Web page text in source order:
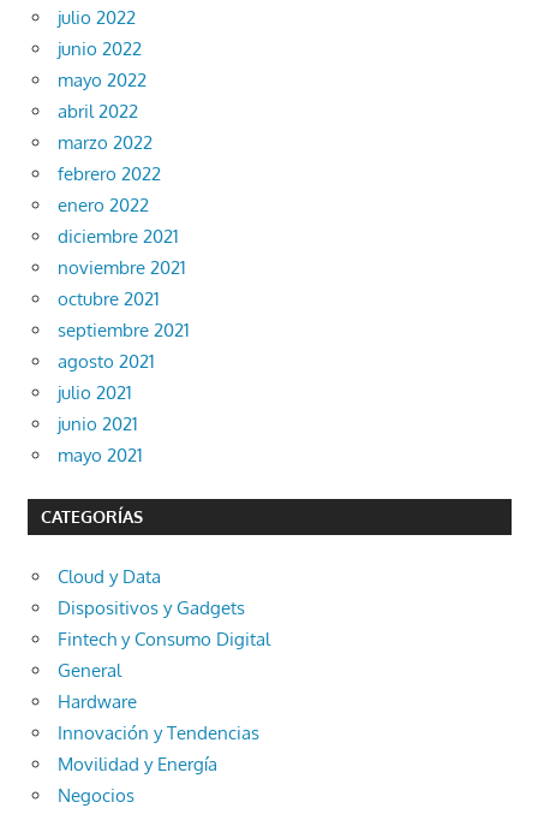
julio 2022
junio 2022
mayo 2022
abril 2022
marzo 2022
febrero 2022
enero 2022
diciembre 2021
noviembre 2021
octubre 2021
septiembre 2021
agosto 2021
julio 2021
junio 2021
mayo 2021
CATEGORÍAS
Cloud y Data
Dispositivos y Gadgets
Fintech y Consumo Digital
General
Hardware
Innovación y Tendencias
Movilidad y Energía
Negocios